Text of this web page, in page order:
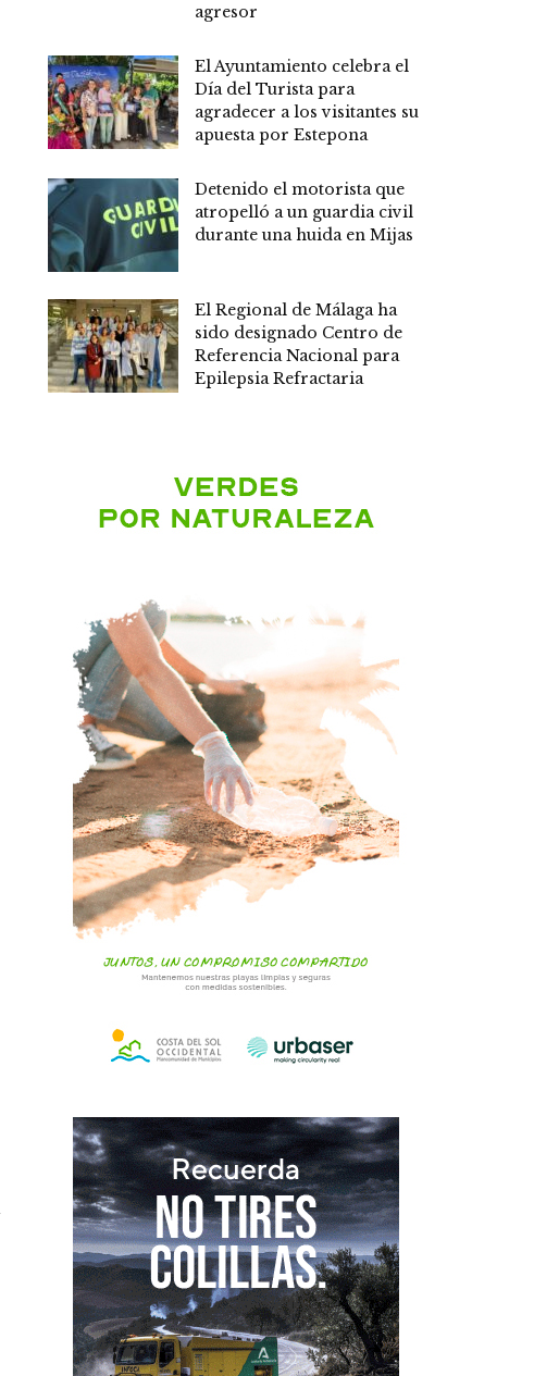
agresor
El Ayuntamiento celebra el
Día del Turista para
agradecer a los visitantes su
apuesta por Estepona
Detenido el motorista que
atropelló a un guardia civil
durante una huida en Mijas
El Regional de Málaga ha
sido designado Centro de
Referencia Nacional para
Epilepsia Refractaria